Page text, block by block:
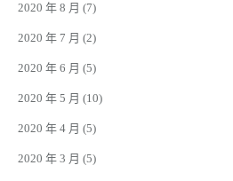
2020 年 8 月 (7)
2020 年 7 月 (2)
2020 年 6 月 (5)
2020 年 5 月 (10)
2020 年 4 月 (5)
2020 年 3 月 (5)